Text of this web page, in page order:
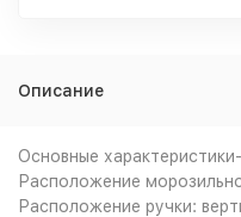
Описание
Основные
Расположение
Расположение ручки: